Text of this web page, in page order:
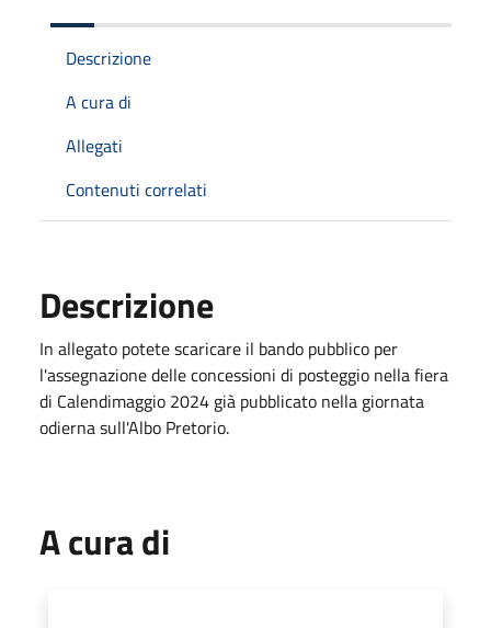
Descrizione
A cura di
Allegati
Contenuti correlati
Descrizione
In allegato potete scaricare il bando pubblico per
l'assegnazione delle concessioni di posteggio nella fiera
di Calendimaggio 2024 già pubblicato nella giornata
odierna sull'Albo Pretorio.
A cura di